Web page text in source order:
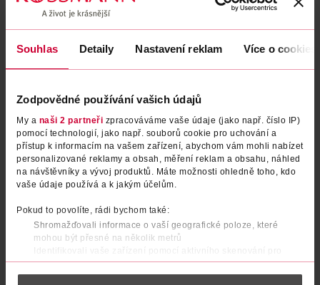
Souhlas Detaily Nastavení reklam Více o cookies
Zodpovědné používání vašich údajů
My a naši 2 partneři zpracováváme vaše údaje (jako např. číslo IP)
pomocí technologií, jako např. souborů cookie pro uchování a
přístup k informacím na vašem zařízení, abychom vám mohli nabízet
personalizované reklamy a obsah, měření reklam a obsahu, náhled
na návštěvníky a vývoj produktů. Máte možnosti ohledně toho, kdo
vaše údaje používá a k jakým účelům.
Pokud to povolíte, rádi bychom také:
Shromažďovali informace o vaší geografické poloze, které
mohou být přesné na několik metrů
Identifikovali vaše zařízení pomocí aktivního skenování pro
konkrétní charakteristiky (otisk prstu)
Zjistěte více o tom, jak zpracováváme vaše osobní údaje, a nastavte
Opalovací rodinné mléko Sun
Sensitive SPF50+
529 Kč
299 Kč
Dětský sprej na opalování
Protect & Care SPF30
269 Kč